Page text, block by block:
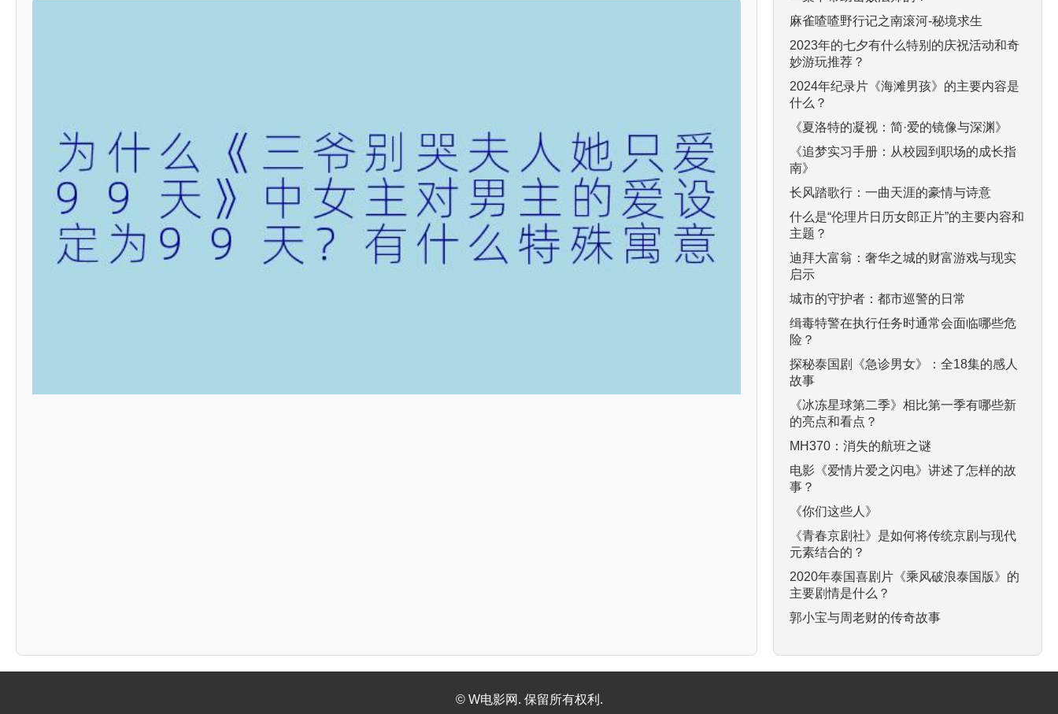
麻雀喳喳野行记之南滚河-秘境求生
2023年的七夕有什么特别的庆祝活动和奇
妙游玩推荐？
2024年纪录片《海滩男孩》的主要内容是
什么？
《夏洛特的凝视：简·爱的镜像与深渊》
《追梦实习手册：从校园到职场的成长指
南》
长风踏歌行：一曲天涯的豪情与诗意
什么是“伦理片日历女郎正片”的主要内容和
主题？
迪拜大富翁：奢华之城的财富游戏与现实
启示
城市的守护者：都市巡警的日常
缉毒特警在执行任务时通常会面临哪些危
险？
探秘泰国剧《急诊男女》：全18集的感人
故事
《冰冻星球第二季》相比第一季有哪些新
的亮点和看点？
MH370：消失的航班之谜
电影《爱情片爱之闪电》讲述了怎样的故
事？
《你们这些人》
《青春京剧社》是如何将传统京剧与现代
元素结合的？
2020年泰国喜剧片《乘风破浪泰国版》的
主要剧情是什么？
郭小宝与周老财的传奇故事
© W电影网. 保留所有权利.